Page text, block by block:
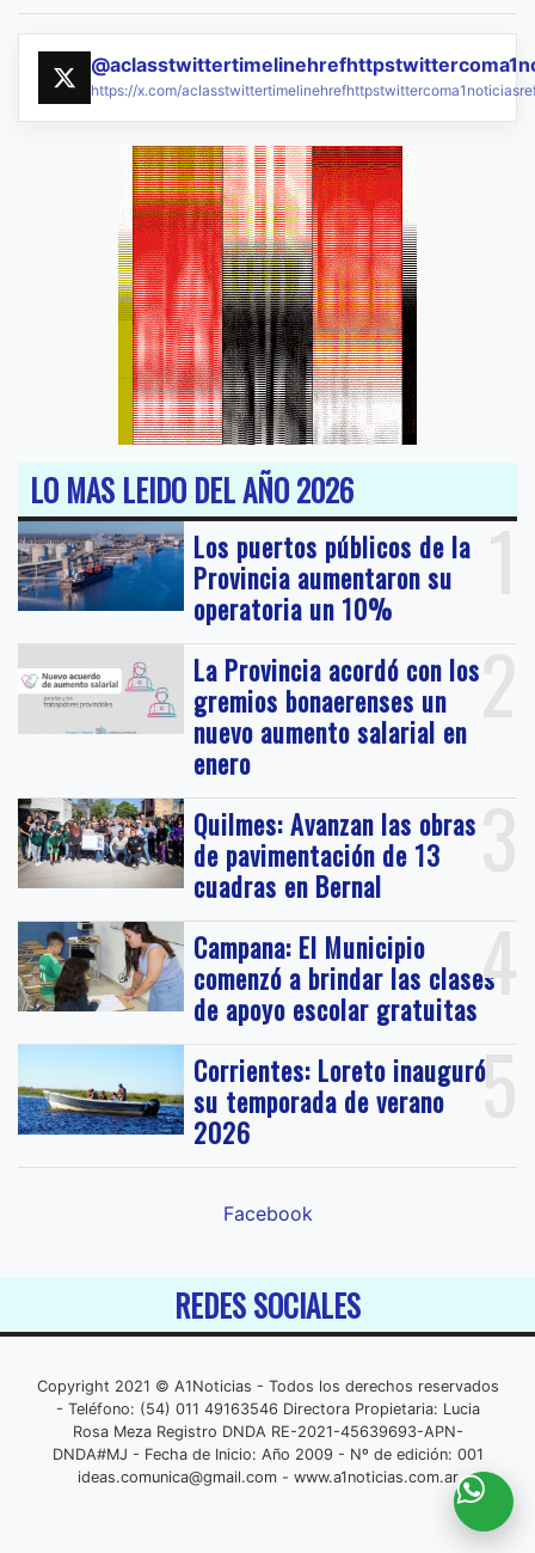
https://x.com/
LO MAS LEIDO DEL AÑO 2026
1
Los puertos públicos de la
Provincia aumentaron su
operatoria un 10%
2
La Provincia acordó con los
gremios bonaerenses un
nuevo aumento salarial en
enero
3
Quilmes: Avanzan las obras
de pavimentación de 13
cuadras en Bernal
4
Campana: El Municipio
comenzó a brindar las clases
de apoyo escolar gratuitas
5
Corrientes: Loreto inauguró
su temporada de verano
2026
Facebook
REDES SOCIALES
Copyright 2021 © A1Noticias - Todos los derechos reservados
- Teléfono: (54) 011 49163546 Directora Propietaria: Lucia
Rosa Meza Registro DNDA RE-2021-45639693-APN-
DNDA#MJ - Fecha de Inicio: Año 2009 - Nº de edición: 001
ideas.comunica@gmail.com- www.a1noticias.com.ar